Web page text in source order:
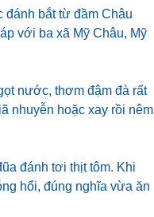
đánh bắt từ đầm Châu
với ba xã Mỹ Châu, Mỹ
nước, thơm đậm đà rất
nhuyễn hoặc xay rồi nêm
đánh tơi thịt tôm. Khi
hổi, đúng nghĩa vừa ăn